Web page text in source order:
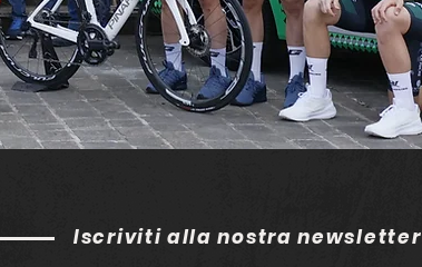
Iscriviti alla nostra newsletter